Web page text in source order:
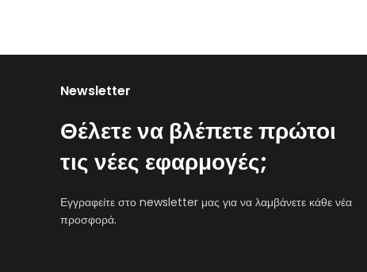
Newsletter
Θέλετε να βλέπετε πρώτοι
τις νέες εφαρμογές;
Εγγραφείτε στο newsletter μας για να λαμβάνετε κάθε νέα
προσφορά.